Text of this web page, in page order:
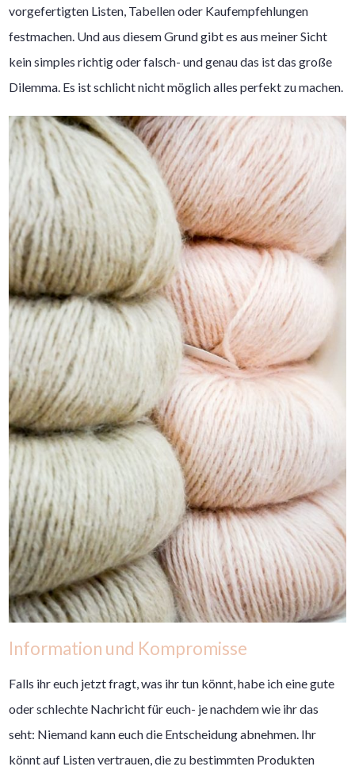
vorgefertigten Listen, Tabellen oder Kaufempfehlungen
festmachen. Und aus diesem Grund gibt es aus meiner Sicht
kein simples richtig oder falsch- und genau das ist das große
Dilemma. Es ist schlicht nicht möglich alles perfekt zu machen.
Information und Kompromisse
Falls ihr euch jetzt fragt, was ihr tun könnt, habe ich eine gute
oder schlechte Nachricht für euch- je nachdem wie ihr das
seht: Niemand kann euch die Entscheidung abnehmen. Ihr
könnt auf Listen vertrauen, die zu bestimmten Produkten